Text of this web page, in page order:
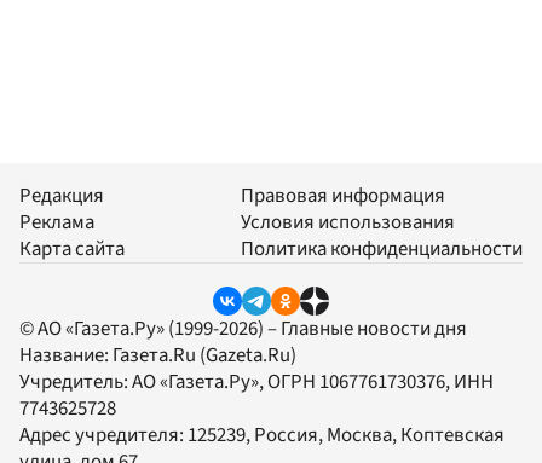
Редакция
Реклама
Карта сайта
Правовая информация
Условия использования
Политика конфиденциальности
© АО «Газета.Ру» (1999-2026) – Главные новости дня
Название: Газета.Ru (Gazeta.Ru)
Учредитель:АО «Газета.Ру», ОГРН 1067761730376, ИНН
7743625728
Адрес учредителя: 125239, Россия, Москва, Коптевская